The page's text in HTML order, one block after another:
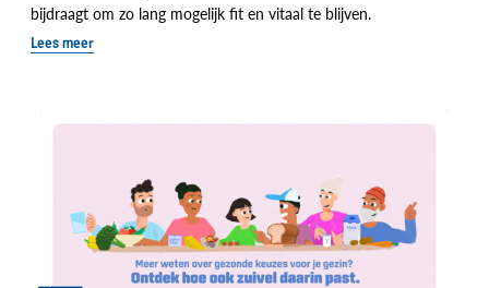
bijdraagt om zo lang mogelijk fit en vitaal te blijven.
Lees meer